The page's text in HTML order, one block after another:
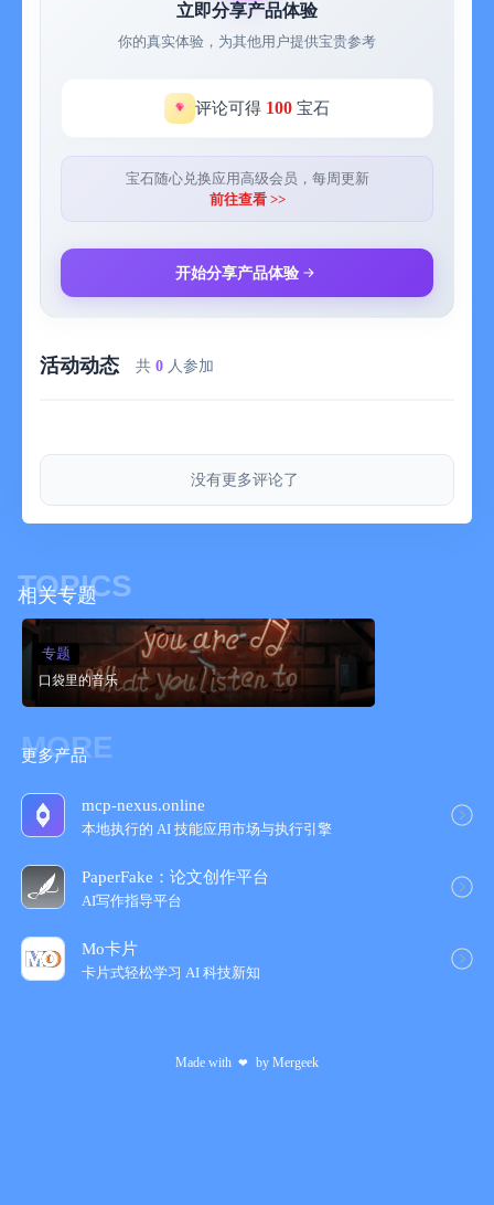
联系我们寻求帮助或提供反馈：https://yatatoy.com/info/
立即分享产品体验
你的真实体验，为其他用户提供宝贵参考
评论可得 100 宝石
宝石随心兑换应用高级会员，每周更新
前往查看 >>
开始分享产品体验
活动动态 共 0 人参加
没有更多评论了
TOPICS
相关专题
口袋里的音乐
专题
MORE
更多产品
mcp-nexus.online
本地执行的 AI 技能应用市场与执行引擎
PaperFake：论文创作平台
AI写作指导平台
Mo卡片
卡片式轻松学习 AI 科技新知
Made with ❤ by Mergeek